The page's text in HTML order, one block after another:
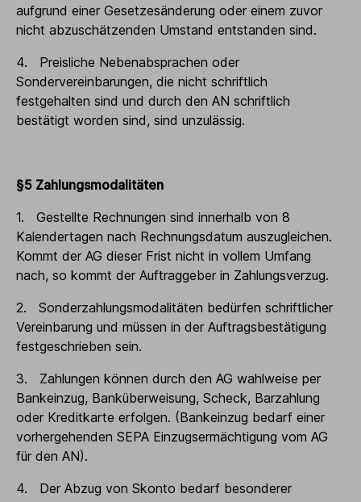
aufgrund einer Gesetzesänderung oder einem zuvor
nicht abzuschätzenden Umstand entstanden sind.
4. Preisliche Nebenabsprachen oder
Sondervereinbarungen, die nicht schriftlich
festgehalten sind und durch den AN schriftlich
bestätigt worden sind, sind unzulässig.
§5 Zahlungsmodalitäten
1. Gestellte Rechnungen sind innerhalb von 8
Kalendertagen nach Rechnungsdatum auszugleichen.
Kommt der AG dieser Frist nicht in vollem Umfang
nach, so kommt der Auftraggeber in Zahlungsverzug.
2. Sonderzahlungsmodalitäten bedürfen schriftlicher
Vereinbarung und müssen in der Auftragsbestätigung
festgeschrieben sein.
3. Zahlungen können durch den AG wahlweise per
Bankeinzug, Banküberweisung, Scheck, Barzahlung
oder Kreditkarte erfolgen. (Bankeinzug bedarf einer
vorhergehenden SEPA Einzugsermächtigung vom AG
für den AN).
4. Der Abzug von Skonto bedarf besonderer